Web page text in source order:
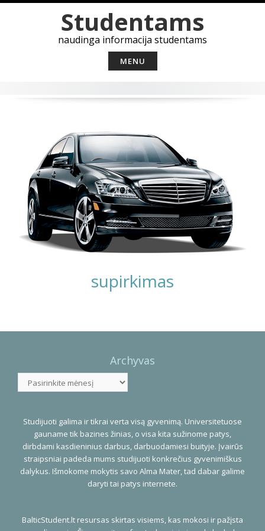
to
content
Studentams
naudinga informacija studentams
MENU
supirkimas
Navigation
Archyvas
Studijuoti galima ir tikrai verta visą gyvenimą. Universitetuose
gauname tik bazines žinias, o visa kita sužinome patys,
dirbdami kasdieninius darbus, darbuodamiesi buityje. Įvairūs
straipsniai padeda mums studijuoti konkrečius gyvenimiškus
dalykus. Išmokome mokytis savo Alma Mater, tad dabar galime
daryti tai patys internete.
BalticStudent.lt resursas skirtas visiems, kas mokosi ir pažįsta